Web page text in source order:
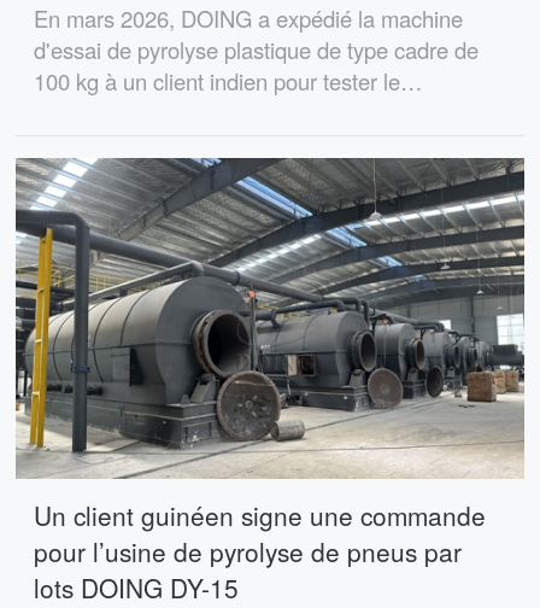
En mars 2026, DOING a expédié la machine
d'essai de pyrolyse plastique de type cadre de
100 kg à un client indien pour tester le
Un client guinéen signe une commande
pour l’usine de pyrolyse de pneus par
lots DOING DY-15